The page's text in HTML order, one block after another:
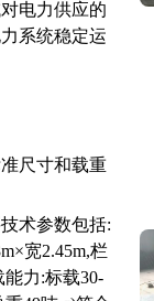
电力供应的
系统稳定运
尺寸和载重
术参数包括:
宽2.45m,栏
能力:标载30-